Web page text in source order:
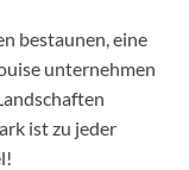
bestaunen, eine
unternehmen
ist zu jeder